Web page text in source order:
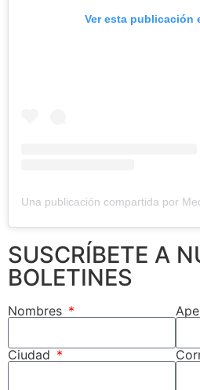
Ver esta publicación
SUSCRÍBETE A
BOLETINES
Nombres
Ciudad